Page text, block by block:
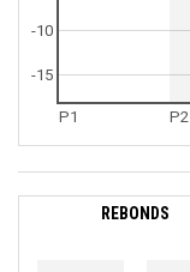
P1 P2
-15
-10
REBONDS